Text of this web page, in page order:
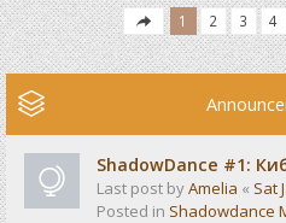
1 2 3 4
ShadowDance #1:
Last post byAmelia « Sat
Posted in Shadowdance